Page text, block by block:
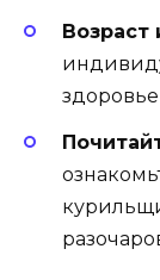
Возраст
здоровье